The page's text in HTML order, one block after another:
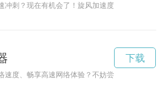
冲刺？现在有机会了！旋风加速度器免费两小时
速度、畅享高速网络体验？不妨尝试下载
下载